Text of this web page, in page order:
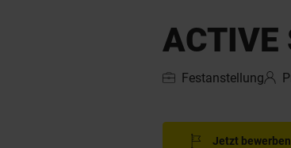
ACTIVE
Festanstellung
Jetzt bewerben